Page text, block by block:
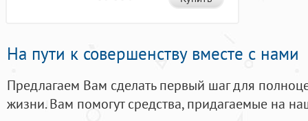
На пути к совершенству вместе с нами
Предлагаем Вам сделать первый шаг для
жизни. Вам помогут средства, придагаемые на